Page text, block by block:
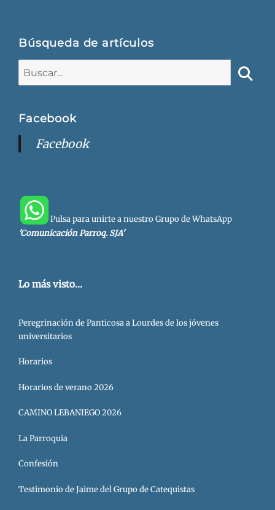
Búsqueda de artículos
Facebook
Facebook
Pulsa para unirte a nuestro Grupo de WhatsApp
'Comunicación Parroq. SJA'
Lo más visto...
Peregrinación de Panticosa a Lourdes de los jóvenes
universitarios
Horarios
Horarios de verano 2026
CAMINO LEBANIEGO 2026
La Parroquia
Confesión
Testimonio de Jaime del Grupo de Catequistas